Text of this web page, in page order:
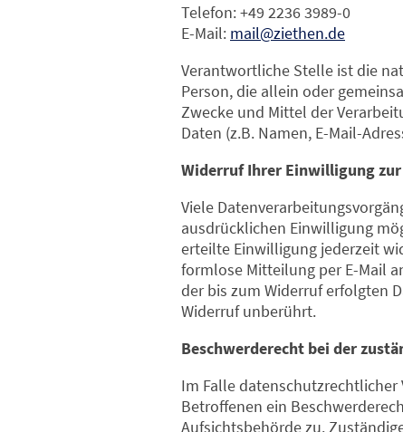
Telefon: +49 2236 3989-0
E-Mail: mail@ziethen.de
Verantwortliche Stelle ist die
Person, die allein oder
Zwecke und Mittel der
Daten (z.B. Namen, E-Mail-
Widerruf Ihrer Einwilligung
Viele
ausdrücklichen Einwilligung
erteilte Einwilligung jederzeit
formlose Mitteilung per E-Mail
der bis zum Widerruf erfolgten
Widerruf unberührt.
Beschwerderecht bei der
Im Falle datenschutzrechtlicher
Betroffenen ein
Aufsichtsbehörde zu.